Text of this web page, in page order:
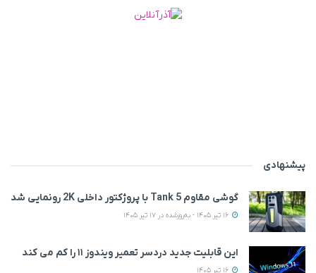
پیشنهادی
گوشی مقاوم Tank 5 با پروژکتور داخلی 2K رونمایی شد
این قابلیت جدید دردسر تعمیر ویندوز ۱۱ را کم می کند